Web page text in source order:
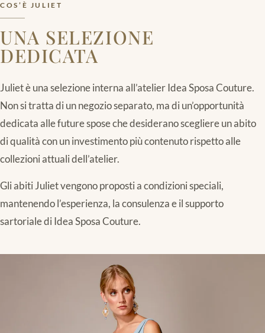
COS’È JULIET
UNA SELEZIONE
DEDICATA
Juliet è una selezione interna all’atelier Idea Sposa Couture.
Non si tratta di un negozio separato, ma di un’opportunità
dedicata alle future spose che desiderano scegliere un abito
di qualità con un investimento più contenuto rispetto alle
collezioni attuali dell’atelier.
Gli abiti Juliet vengono proposti a condizioni speciali,
mantenendo l’esperienza, la consulenza e il supporto
sartoriale di Idea Sposa Couture.